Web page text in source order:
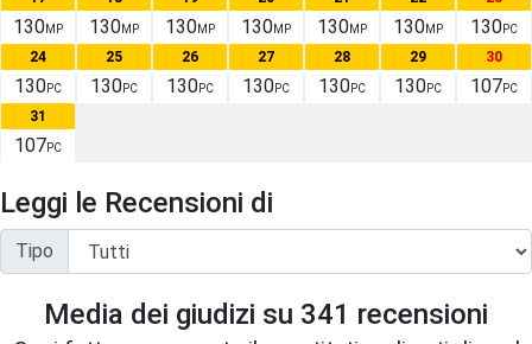
130MP 130MP 130MP 130MP 130MP 130MP 130PC
24
130PC
25
130PC
26
130PC
27
130PC
28
130PC
29
130PC
30
107PC
31
107PC
Leggi le Recensioni di
Tipo
Media dei giudizi su 341 recensioni